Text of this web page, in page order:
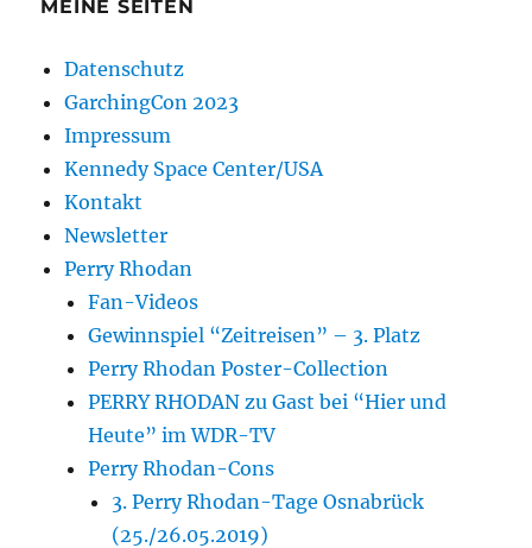
MEINE SEITEN
Datenschutz
GarchingCon 2023
Impressum
Kennedy Space Center/USA
Kontakt
Newsletter
Perry Rhodan
Fan-Videos
Gewinnspiel “Zeitreisen” – 3. Platz
Perry Rhodan Poster-Collection
PERRY RHODAN zu Gast bei “Hier und
Heute” im WDR-TV
Perry Rhodan-Cons
3. Perry Rhodan-Tage Osnabrück
(25./26.05.2019)